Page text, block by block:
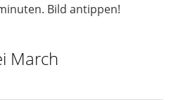
Bild antippen!
March